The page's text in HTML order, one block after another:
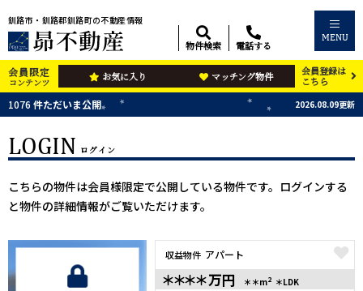
釧路市・釧路郡釧路町の不動産情報
物件検索 電話する
MENU
会員限定
コンテンツ お気に入り マッチング物件
会員登録は
こちら
1076 件ただいま公開 2026.08.09更新
LOGIN ログイン
こちらの物件は会員様限定で公開している物件です。ログインする
と物件の詳細情報がご覧いただけます。
収益物件 アパート
＊＊＊＊万円 ＊＊m2 ＊LDK